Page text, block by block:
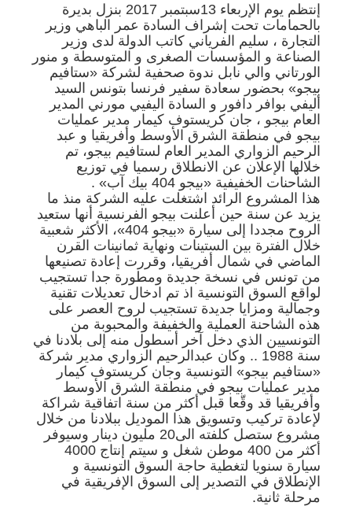
إنتظم يوم الإربعاء 13سبتمبر 2017 بنزل بديرة
بالحمامات تحت إشراف السادة عمر الباهي وزير
التجارة ، سليم الفرياني كاتب الدولة لدى وزير
الصناعة و المؤسسات الصغرى و المتوسطة و منور
الورتاني والي نابل ندوة صحفية لشركة «ستافيم
بيجو» بحضور سعادة سفير فرنسا بتونس السيد
أليفي بوافر دافور و السادة اليفيي مورني المدير
العام بيجو ، جان كريستوف كيمار مدير عمليات
بيجو في منطقة الشرق الأوسط وأفريقيا و عبد
الرحيم الزواري المدير العام لستافيم بيجو، تم
خلالها الإعلان عن الانطلاق رسميا في توزيع
الشاحنات الخفيفية «بيجو 404 بيك آب» .
هذا المشروع الرائد اشتغلت عليه الشركة منذ ما
يزيد عن سنة حين أعلنت بيجو الفرنسية أنها ستعيد
الروح مجددا إلى سيارة «بيجو 404»، الأكثر شعبية
خلال الفترة بين الستينات ونهاية ثمانينات القرن
الماضي في شمال أفريقيا، وقررت إعادة تصنيعها
من تونس في نسخة جديدة ومطورة جدا تستجيب
لواقع السوق التونسية اذ تم ادخال تعديلات تقنية
وجمالية ومزايا جديدة تستجيب لروح العصر على
هذه الشاحنة العملية والخفيفة والمحبوبة من
التونسيين الذي دخل آخر أسطول منه إلى بلادنا في
سنة 1988 .. وكان عبدالرحيم الزواري مدير شركة
«ستافيم بيجو» التونسية وجان كريستوف كيمار
مدير عمليات بيجو في منطقة الشرق الأوسط
وأفريقيا قد وقّعا قبل أكثر من سنة اتفاقية شراكة
لإعادة تركيب وتسويق هذا الموديل ببلادنا من خلال
مشروع ستصل كلفته الى20 مليون دينار وسيوفر
أكثر من 400 موطن شغل و سيتم إنتاج 4000
سيارة سنويا لتغطية حاجة السوق التونسية و
الإنطلاق في التصدير إلى السوق الإفريقية في
مرحلة ثانية.